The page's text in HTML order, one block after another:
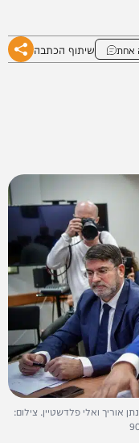
אחת שיתוף הכתבה
אוריך ואלי פלדשטיין. צילום: